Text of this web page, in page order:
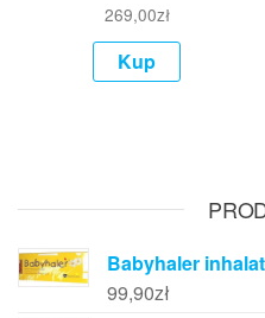
269,00zł
Kup
Babyhaler
99,90zł